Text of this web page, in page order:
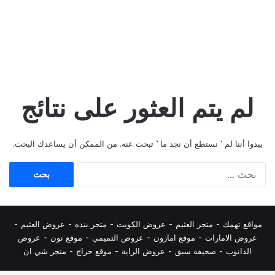
لم يتم العثور على نتائج
يبدوا أننا لم ’ نستطع أن نجد ما ’ تبحث عنه. من الممكن أن يساعدك البحث.
مواقع تهمك - متجر العثيم - عروض الكويت - متجر بنده - عروض العثيم -
عروض الامارات - موقع امازون - عروض التميمي - موقع نون - عروض
الدانوب - صحيفة سبق - عروض الراية - موقع حراج - متجر شي ان